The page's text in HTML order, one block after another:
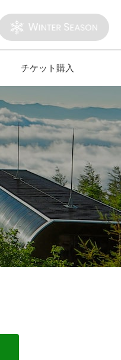
チケット購入